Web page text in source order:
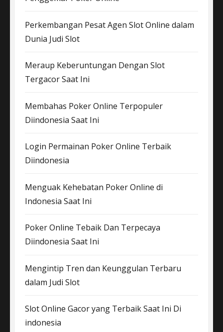
Perkembangan Pesat Agen Slot Online dalam
Dunia Judi Slot
Meraup Keberuntungan Dengan Slot
Tergacor Saat Ini
Membahas Poker Online Terpopuler
Diindonesia Saat Ini
Login Permainan Poker Online Terbaik
Diindonesia
Menguak Kehebatan Poker Online di
Indonesia Saat Ini
Poker Online Tebaik Dan Terpecaya
Diindonesia Saat Ini
Mengintip Tren dan Keunggulan Terbaru
dalam Judi Slot
Slot Online Gacor yang Terbaik Saat Ini Di
indonesia